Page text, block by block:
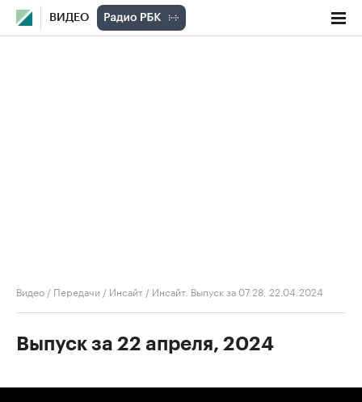
ВИДЕО
Видео / Передачи / Инсайт / Инсайт. Выпуск за 07:28, 22.04.2024
Выпуск за 22 апреля, 2024